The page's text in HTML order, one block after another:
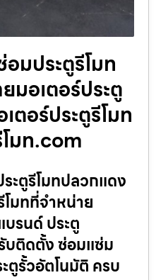
มประตูรีโมท
มอเตอร์ประตู
ตอร์ประตูรีโมท
มท.com
ะตูรีโมทปลวกแดง
โมทที่จำหน่าย
บรนด์ ประตู
บติดตั้ง ซ่อมแซ่ม
ตูรั้วอัตโนมัติ ครบ